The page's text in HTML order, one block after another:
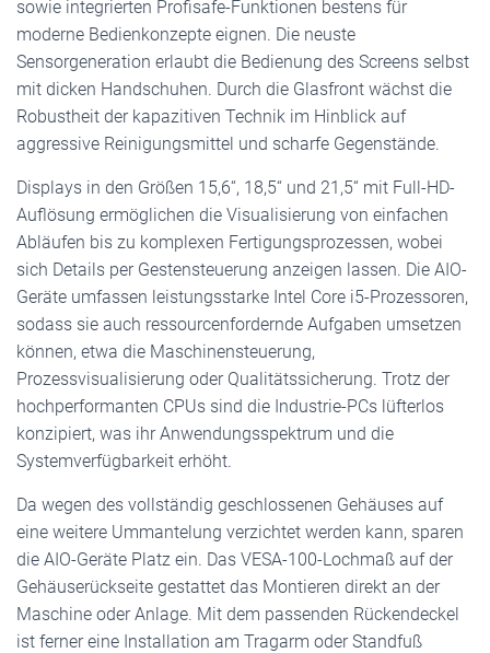
sowie integrierten Profisafe-Funktionen bestens für
moderne Bedienkonzepte eignen. Die neuste
Sensorgeneration erlaubt die Bedienung des Screens selbst
mit dicken Handschuhen. Durch die Glasfront wächst die
Robustheit der kapazitiven Technik im Hinblick auf
aggressive Reinigungsmittel und scharfe Gegenstände.
Displays in den Größen 15,6“, 18,5“ und 21,5“ mit Full-HD-
Auflösung ermöglichen die Visualisierung von einfachen
Abläufen bis zu komplexen Fertigungsprozessen, wobei
sich Details per Gestensteuerung anzeigen lassen. Die AIO-
Geräte umfassen leistungsstarke Intel Core i5-Prozessoren,
sodass sie auch ressourcenfordernde Aufgaben umsetzen
können, etwa die Maschinensteuerung,
Prozessvisualisierung oder Qualitätssicherung. Trotz der
hochperformanten CPUs sind die Industrie-PCs lüfterlos
konzipiert, was ihr Anwendungsspektrum und die
Systemverfügbarkeit erhöht.
Da wegen des vollständig geschlossenen Gehäuses auf
eine weitere Ummantelung verzichtet werden kann, sparen
die AIO-Geräte Platz ein. Das VESA-100-Lochmaß auf der
Gehäuserückseite gestattet das Montieren direkt an der
Maschine oder Anlage. Mit dem passenden Rückendeckel
ist ferner eine Installation am Tragarm oder Standfuß